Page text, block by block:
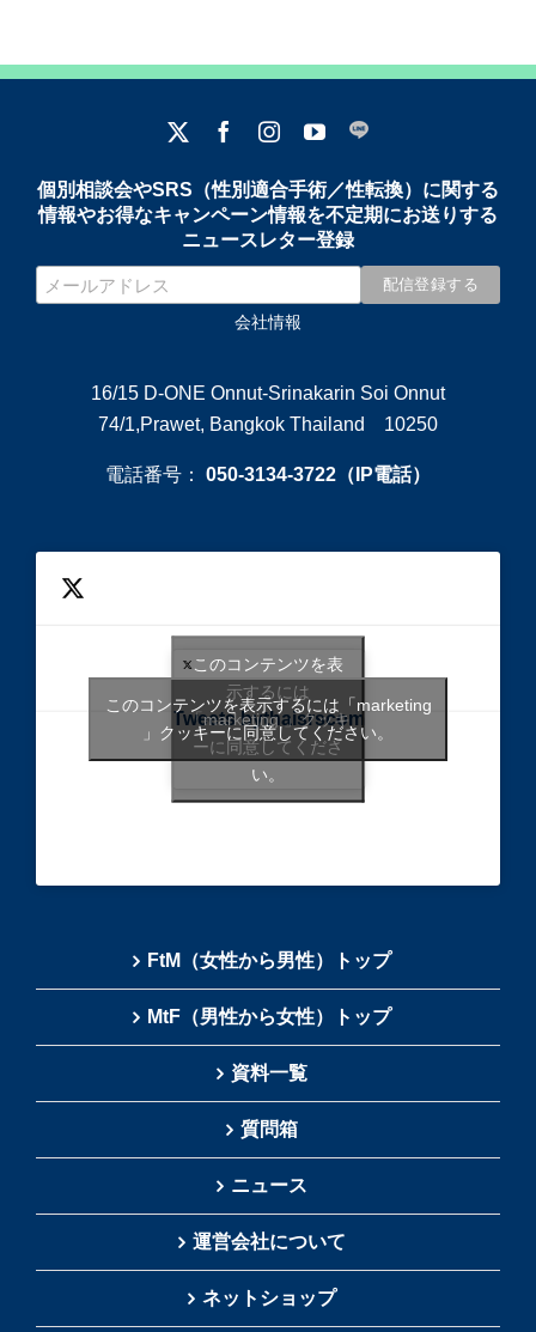
個別相談会やSRS（性別適合手術／性転換）に関する
情報やお得なキャンペーン情報を不定期にお送りする
ニュースレター登録
会社情報
16/15 D-ONE Onnut-Srinakarin Soi Onnut
74/1,Prawet, Bangkok Thailand 10250
電話番号： 050-3134-3722（IP電話）
Tweets bythaisrscom
このコンテンツを表
示するには
「marketing 」クッキ
ーに同意してくださ
い。
このコンテンツを表示するには「marketing
」クッキーに同意してください。
FtM（女性から男性）トップ
MtF（男性から女性）トップ
資料一覧
質問箱
ニュース
運営会社について
ネットショップ